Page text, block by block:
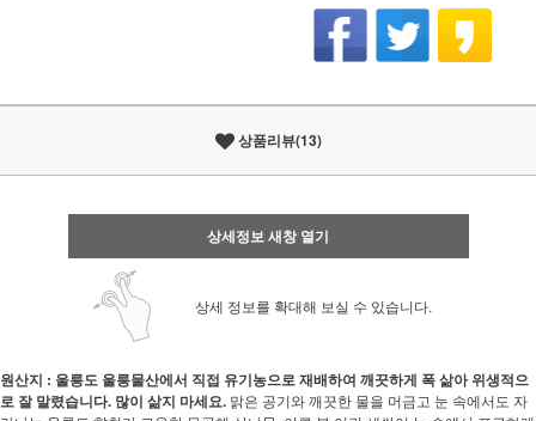
상품리뷰(13)
상세정보 새창 열기
상세 정보를 확대해 보실 수 있습니다.
원산지 : 울릉도 울릉물산에서 직접 유기농으로 재배하여 깨끗하게 폭 삶아 위생적으
로 잘 말렸습니다. 많이 삶지 마세요. 맑은 공기와 깨끗한 물을 머금고 눈 속에서도 자